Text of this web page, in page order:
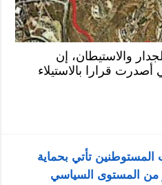
والاستيطان، إن
أصدرت قرارا بالاستيلاء
تأتي بحماية
من المستوى السياسي